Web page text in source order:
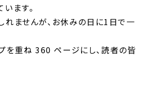
ます。
ませんが、お休みの日に1日で一
を重ね 360 ページにし、読者の皆